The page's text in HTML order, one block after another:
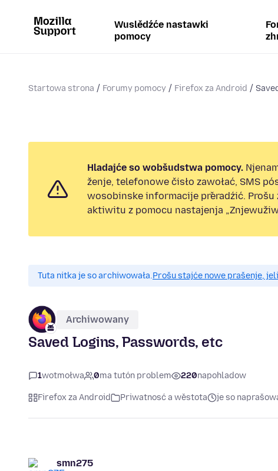
Wuslědźće nastawki
pomocy
Startowa strona Forumy pomocy Firefox za Android
Hladajće so wobšudstwa pomocy.
ženje, telefonowe čisło zawołać, SMS
wosobinske informacije přeradźić. Prošu
aktiwitu z pomocu nastajenja
Tuta nitka je so archiwowała.Prošu stajće nowe prašenje,
Archiwowany
Saved Logins, Passwords, etc
1wotmołwa 0ma tutón problem 220napohladow
Firefox za Android Priwatnosć a wěstota je so
smn275